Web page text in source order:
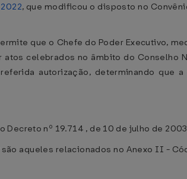
, que modificou o disposto no
que o Chefe do Poder Executivo,
celebrados no âmbito do Conselho
autorização, determinando que
nº 19.714 , de 10 de julho de
aqueles relacionados no Anexo II -